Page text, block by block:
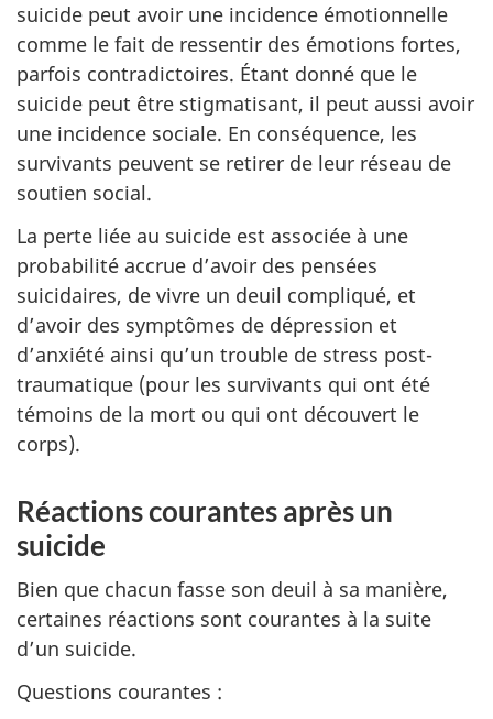
suicide peut avoir une incidence émotionnelle
comme le fait de ressentir des émotions fortes,
parfois contradictoires. Étant donné que le
suicide peut être stigmatisant, il peut aussi avoir
une incidence sociale. En conséquence, les
survivants peuvent se retirer de leur réseau de
soutien social.
La perte liée au suicide est associée à une
probabilité accrue d’avoir des pensées
suicidaires, de vivre un deuil compliqué, et
d’avoir des symptômes de dépression et
d’anxiété ainsi qu’un trouble de stress post-
traumatique (pour les survivants qui ont été
témoins de la mort ou qui ont découvert le
corps).
Réactions courantes après un
suicide
Bien que chacun fasse son deuil à sa manière,
certaines réactions sont courantes à la suite
d’un suicide.
Questions courantes :